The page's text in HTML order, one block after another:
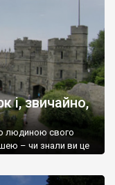
і, звичайно,
людиною свого
– чи знали ви це